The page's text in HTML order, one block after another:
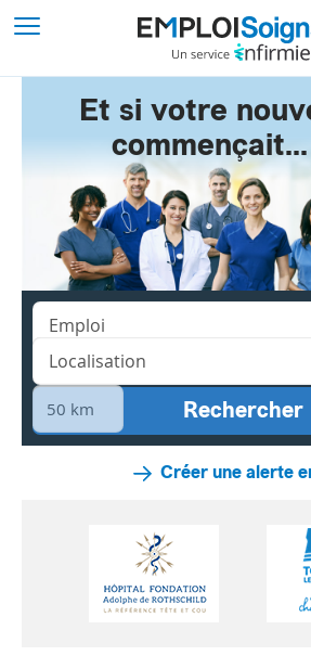
Et si votre
Créer une alerte